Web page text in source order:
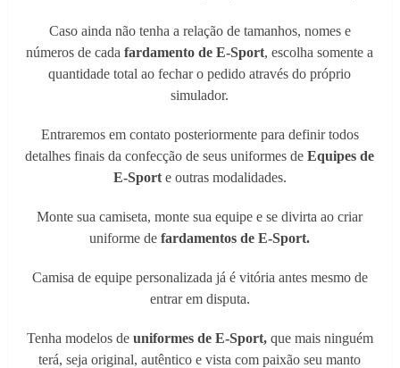
Caso ainda não tenha a relação de tamanhos, nomes e
números de cadafardamento de E-Sport, escolha somente a
quantidade total ao fechar o pedido através do próprio
simulador.
Entraremos em contato posteriormente para definir todos
detalhes finais da confecção de seus uniformes deEquipes de
E-Sport e outras modalidades.
Monte sua camiseta, monte sua equipe e se divirta ao criar
uniforme defardamentos de E-Sport.
Camisa de equipe personalizada já é vitória antes mesmo de
entrar em disputa.
Tenha modelos de uniformes de E-Sport,que mais ninguém
terá, seja original, autêntico e vista com paixão seu manto